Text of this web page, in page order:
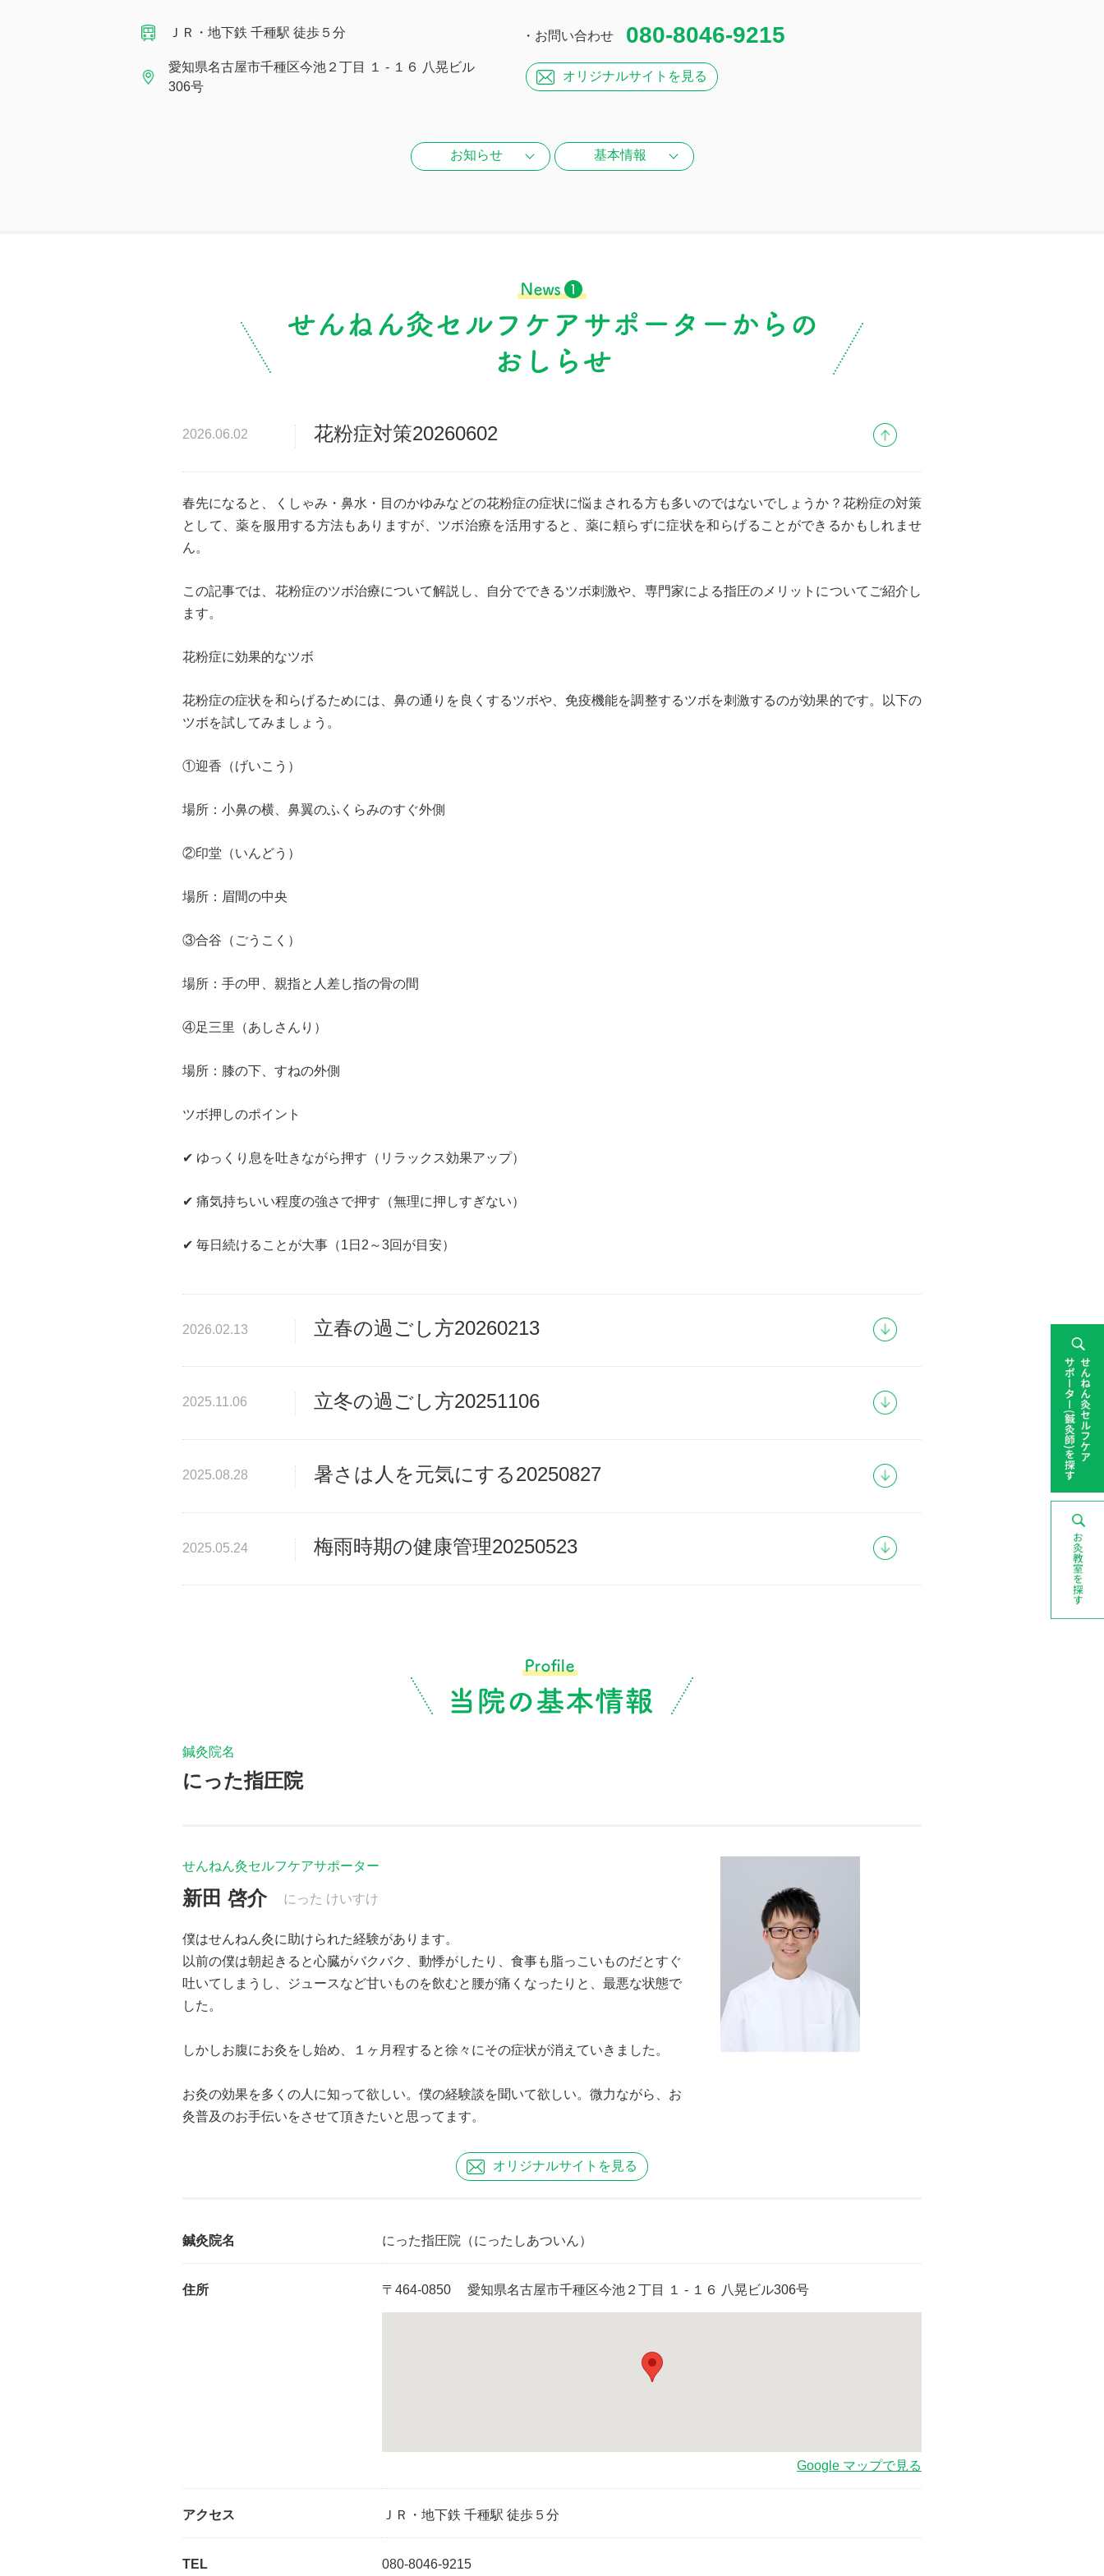
ＪＲ・地下鉄 千種駅 徒歩５分
愛知県名古屋市千種区今池２丁目 １ - １６ 八晃ビル
306号
・お問い合わせ 080-8046-9215
オリジナルサイトを見る
お知らせ 基本情報
2026.06.02 花粉症対策20260602
春先になると、くしゃみ・鼻水・目のかゆみなどの花粉症の症状に悩まされる方も多いのではないでしょうか？花粉症の対策
として、薬を服用する方法もありますが、ツボ治療を活用すると、薬に頼らずに症状を和らげることができるかもしれませ
ん。
この記事では、花粉症のツボ治療について解説し、自分でできるツボ刺激や、専門家による指圧のメリットについてご紹介し
ます。
花粉症に効果的なツボ
花粉症の症状を和らげるためには、鼻の通りを良くするツボや、免疫機能を調整するツボを刺激するのが効果的です。以下の
ツボを試してみましょう。
①迎香（げいこう）
場所：小鼻の横、鼻翼のふくらみのすぐ外側
②印堂（いんどう）
場所：眉間の中央
③合谷（ごうこく）
場所：手の甲、親指と人差し指の骨の間
④足三里（あしさんり）
場所：膝の下、すねの外側
ツボ押しのポイント
✔ ゆっくり息を吐きながら押す（リラックス効果アップ）
✔ 痛気持ちいい程度の強さで押す（無理に押しすぎない）
✔ 毎日続けることが大事（1日2～3回が目安）
2026.02.13 立春の過ごし方20260213
2025.11.06 立冬の過ごし方20251106
2025.08.28 暑さは人を元気にする20250827
2025.05.24 梅雨時期の健康管理20250523
鍼灸院名
にった指圧院
せんねん灸セルフケアサポーター
新田 啓介 にった けいすけ
僕はせんねん灸に助けられた経験があります。
以前の僕は朝起きると心臓がバクバク、動悸がしたり、食事も脂っこいものだとすぐ
吐いてしまうし、ジュースなど甘いものを飲むと腰が痛くなったりと、最悪な状態で
した。
しかしお腹にお灸をし始め、１ヶ月程すると徐々にその症状が消えていきました。
お灸の効果を多くの人に知って欲しい。僕の経験談を聞いて欲しい。微力ながら、お
灸普及のお手伝いをさせて頂きたいと思ってます。
オリジナルサイトを見る
鍼灸院名 にった指圧院 （にったしあついん）
住所 〒464-0850 愛知県名古屋市千種区今池２丁目 １ - １６ 八晃ビル306号
Google マップで見る
アクセス ＪＲ・地下鉄 千種駅 徒歩５分
TEL 080-8046-9215